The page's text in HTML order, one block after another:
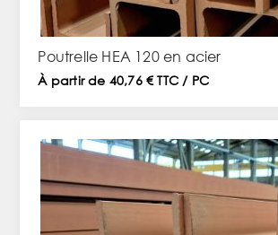
Poutrelle HEA 120 en acier
À partir de 40,76 € TTC / PC